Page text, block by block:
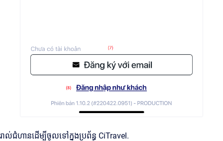
រាល់ជំហានដើម្បីចូលទៅក្នុងប្រព័ន្ធ CiTravel.